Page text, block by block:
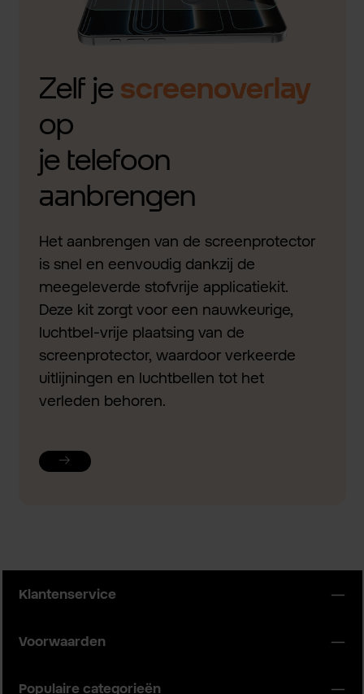
Zelf je screenoverlay
op
je telefoon
aanbrengen
Het aanbrengen van de screenprotector
is snel en eenvoudig dankzij de
meegeleverde stofvrije applicatiekit.
Deze kit zorgt voor een nauwkeurige,
luchtbel-vrije plaatsing van de
screenprotector, waardoor verkeerde
uitlijningen en luchtbellen tot het
verleden behoren.
Klantenservice
Voorwaarden
Populaire categorieën